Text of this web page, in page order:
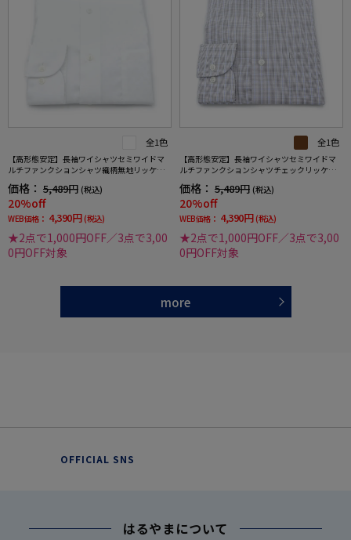
全1色
【高形態安定】長袖ワイシャツセミワイドマ
ルチファンクションシャツ織柄無地リッケン
価格： 5,489円 (税込)
20%off
WEB価格： 4,390円 (税込)
★2点で1,000円OFF／3点で3,00
0円OFF対象
全1色
【高形態安定】長袖ワイシャツセミワイドマ
ルチファンクションシャツチェックリッケン
価格： 5,489円 (税込)
20%off
WEB価格： 4,390円 (税込)
★2点で1,000円OFF／3点で3,00
0円OFF対象
more
OFFICIAL SNS
はるやまについて